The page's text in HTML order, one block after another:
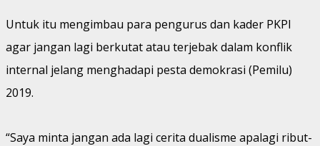
Untuk itu mengimbau para pengurus dan kader PKPI
agar jangan lagi berkutat atau terjebak dalam konflik
internal jelang menghadapi pesta demokrasi (Pemilu)
2019.
“Saya minta jangan ada lagi cerita dualisme apalagi ribut-